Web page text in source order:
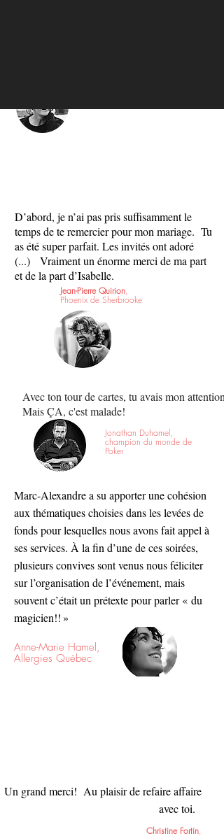
D’abord, je n’ai pas pris suffisamment le
temps de te remercier pour mon mariage. Tu
as été super parfait. Les invités ont adoré
(...) Vraiment un énorme merci de ma part
et de la part d’Isabelle.
Jean-Pierre Quirion,
Phoenix de Sherbrooke
Avec ton tour de cartes, tu avais mon attention.
Mais ÇA, c'est malade!
Jonathan Duhamel,
champion du monde de
Poker
Marc-Alexandre a su apporter une cohésion
aux thématiques choisies dans les levées de
fonds pour lesquelles nous avons fait appel à
ses services. À la fin d’une de ces soirées,
plusieurs convives sont venus nous féliciter
sur l’organisation de l’événement, mais
souvent c’était un prétexte pour parler « du
magicien!! »
Anne-Marie Hamel,
Allergies Québec
Un grand merci! Au plaisir de refaire affaire
avec toi.
Christine Fortin,